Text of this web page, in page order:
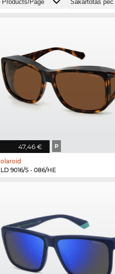
47,46 € P
9016/S - 086/HE